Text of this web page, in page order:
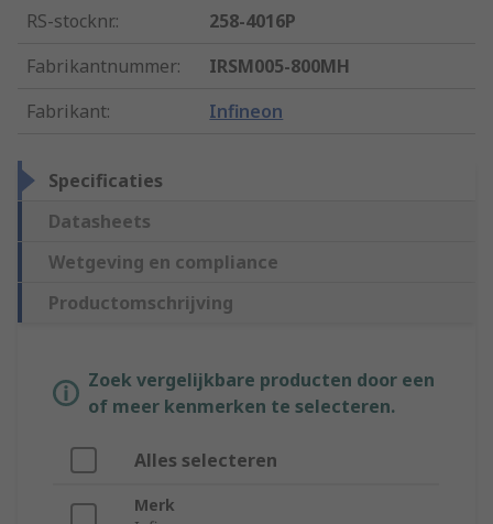
RS-stocknr.:
258-4016P
Fabrikantnummer:
IRSM005-800MH
Fabrikant: Infineon
Specificaties
Datasheets
Wetgeving en compliance
Productomschrijving
Zoek vergelijkbare producten door een
of meer kenmerken te selecteren.
Alles selecteren
Merk